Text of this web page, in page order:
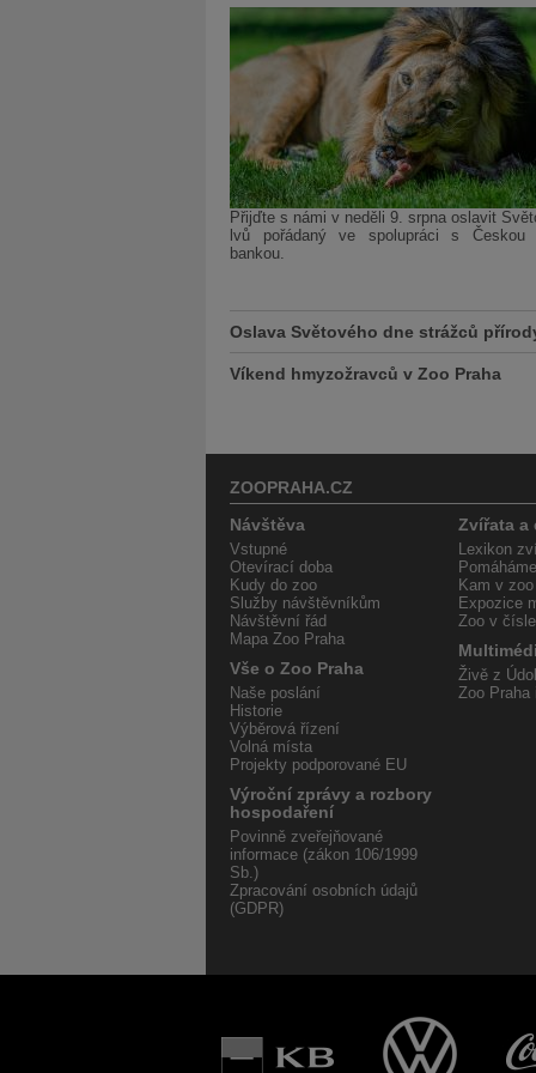
Přijďte s námi v neděli 9. srpna oslavit
lvů pořádaný ve spolupráci s Českou
bankou.
Oslava Světového dne strážců
Víkend hmyzožravců v Zoo Praha
ZOOPRAHA.CZ
Návštěva
Vstupné
Otevírací doba
Kudy do zoo
Služby návštěvníkům
Návštěvní řád
Mapa Zoo Praha
Vše o Zoo Praha
Naše poslání
Historie
Výběrová řízení
Volná místa
Projekty podporované EU
Výroční zprávy a rozbory
hospodaření
Povinně zveřejňované
informace (zákon 106/1999
Sb.)
Zpracování osobních údajů
(GDPR)
Zvířata a
Lexikon
Kam v zoo
Expozice
Zoo v
Živě z
Zoo Praha